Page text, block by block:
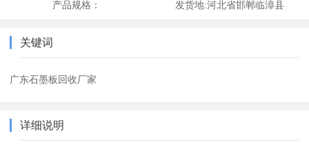
产品规格： 发货地:河北省邯郸临漳县
关键词
广东石墨板回收厂家
详细说明